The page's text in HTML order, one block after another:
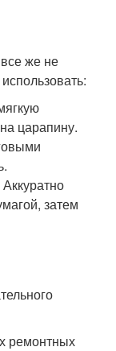
же не
царапину.
затем
ремонтных